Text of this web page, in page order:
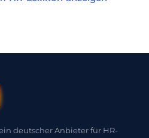
deutscher Anbieter für HR-